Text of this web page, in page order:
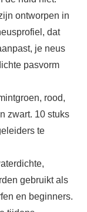
ontworpen in
dat
je neus
pasvorm
rood,
zwart. 10 stuks
te
gebruikt als
en beginners.